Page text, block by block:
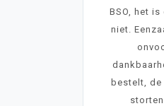
BSO, het
niet.
bestelt, de